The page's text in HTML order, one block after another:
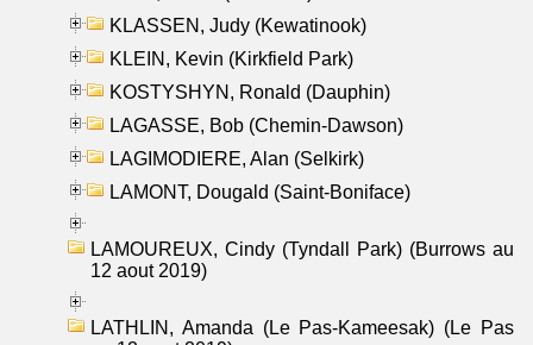
KLASSEN, Judy (Kewatinook)
KLEIN, Kevin (Kirkfield Park)
KOSTYSHYN, Ronald (Dauphin)
LAGASSE, Bob (Chemin-Dawson)
LAGIMODIERE, Alan (Selkirk)
LAMONT, Dougald (Saint-Boniface)
LAMOUREUX, Cindy (Tyndall Park) (Burrows au
12 aout 2019)
LATHLIN, Amanda (Le Pas-Kameesak) (Le Pas